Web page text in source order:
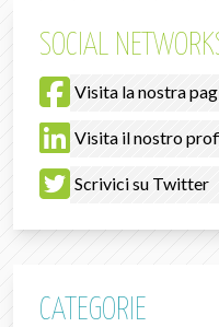
SOCIAL
Visita la nostra
Visita il nostro
Scrivici su Twitter
CATEGORIE